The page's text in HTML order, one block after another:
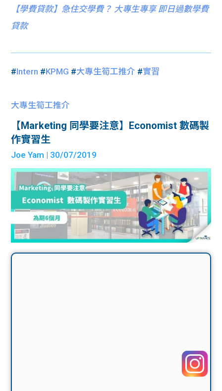
【學費貸款】急住交學費？ 大專生專享 即日過數學費
貸款
#Intern #KPMG #大專生筍工推介 #實習
大專生筍工推介
【Marketing 同學要注意】Economist 數碼製
作實習生
Joe Yam | 30/07/2019